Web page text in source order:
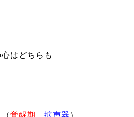
心はどちらも
（覚醒期 、拡声器 ）